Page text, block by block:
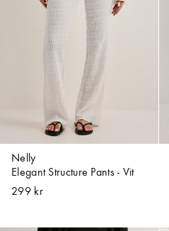
Nelly
Elegant Structure Pants - Vit
299 kr